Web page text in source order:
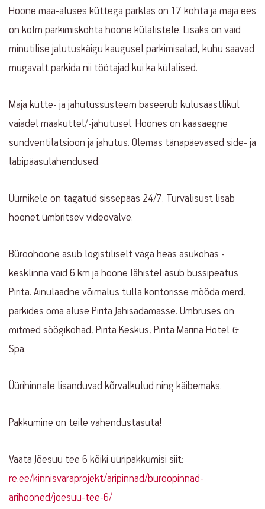
Hoone maa-aluses küttega parklas on 17 kohta ja maja ees
on kolm parkimiskohta hoone külalistele. Lisaks on vaid
minutilise jalutuskäigu kaugusel parkimisalad, kuhu saavad
mugavalt parkida nii töötajad kui ka külalised.
Maja kütte- ja jahutussüsteem baseerub kulusäästlikul
vaiadel maaküttel/-jahutusel. Hoones on kaasaegne
sundventilatsioon ja jahutus. Olemas tänapäevased side- ja
läbipääsulahendused.
Üürnikele on tagatud sissepääs 24/7. Turvalisust lisab
hoonet ümbritsev videovalve.
Büroohoone asub logistiliselt väga heas asukohas -
kesklinna vaid 6 km ja hoone lähistel asub bussipeatus
Pirita. Ainulaadne võimalus tulla kontorisse mööda merd,
parkides oma aluse Pirita Jahisadamasse. Ümbruses on
mitmed söögikohad, Pirita Keskus, Pirita Marina Hotel &
Spa.
Üürihinnale lisanduvad kõrvalkulud ning käibemaks.
Pakkumine on teile vahendustasuta!
Vaata Jõesuu tee 6 kõiki üüripakkumisi siit:
re.ee/kinnisvaraprojekt/aripinnad/buroopinnad-
arihooned/joesuu-tee-6/